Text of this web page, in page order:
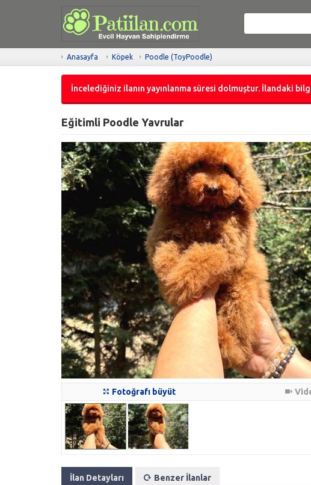
Anasayfa Köpek Poodle (ToyPoodle)
İncelediğiniz ilanın yayınlanma süresi dolmuştur. İlandaki
Eğitimli Poodle Yavrular
Fotoğrafı büyüt
İlan Detayları Benzer İlanlar